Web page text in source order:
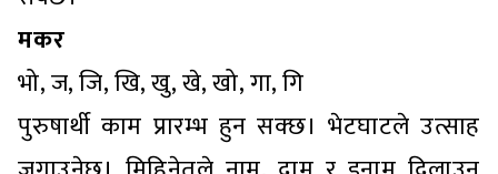
मकर
भो, ज, जि, खि, खु, खे, खो, गा, गि
पुरुषार्थी काम प्रारम्भ हुन सक्छ। भेटघाटले उत्साह